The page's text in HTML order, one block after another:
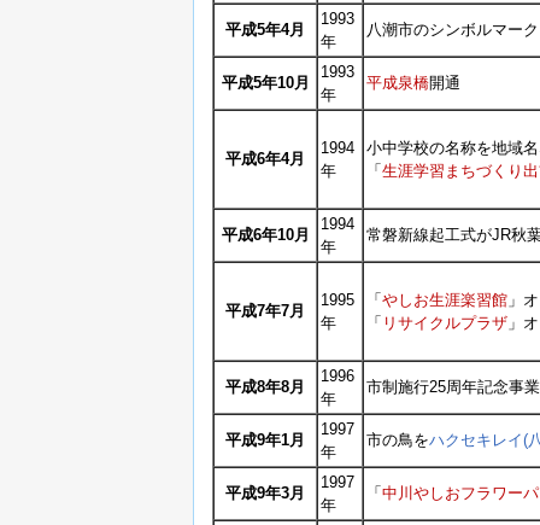
平成5年4月
1993
年
八潮市のシンボルマー
平成5年10月
1993
年
平成泉橋開通
平成6年4月
1994
年
小中学校の名称を地域
「 生涯学習まちづくり
平成6年10月
1994
年
常磐新線起工式がJR秋
平成7年7月
1995
年
「 やしお生涯楽習館 」
「 リサイクルプラザ 」
平成8年8月
1996
年
市制施行25周年記念事
平成9年1月
1997
年
市の鳥をハクセキレイ(
平成9年3月
1997
年
「 中川やしおフラワー